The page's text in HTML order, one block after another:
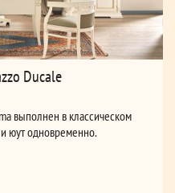
Ducale
выполнен в классическом
юут одновременно.